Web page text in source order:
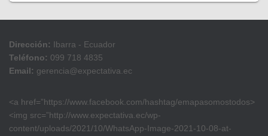
Dirección: Ibarra - Ecuador
Teléfono: 099 718 4835
Email: gerencia@expectativa.ec
<a href=”https://www.facebook.com/hashtag/emapasomostodos>
<img src=”http://www.expectativa.ec/wp-
content/uploads/2021/10/WhatsApp-Image-2021-10-08-at-